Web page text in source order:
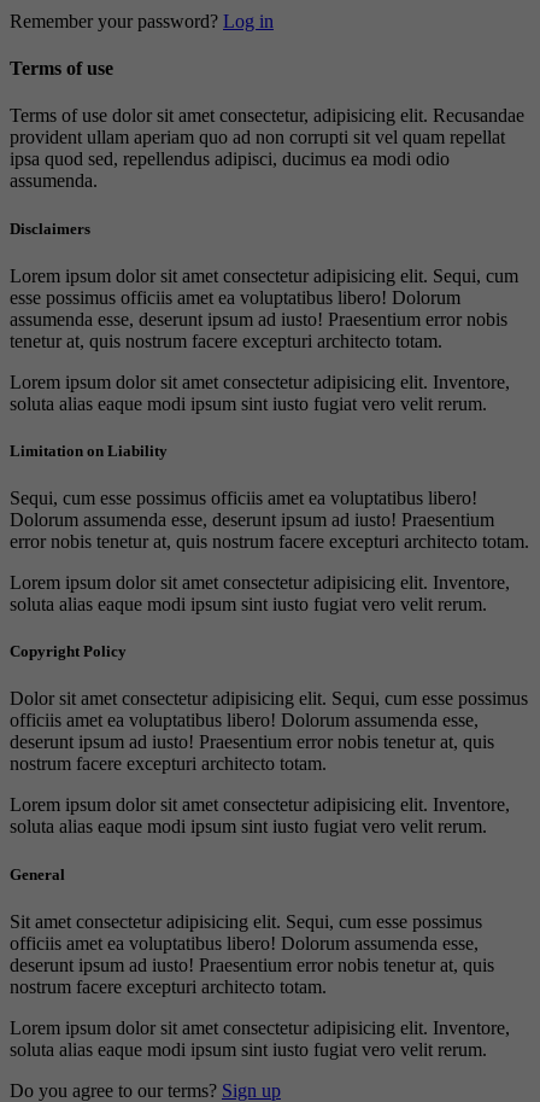
Remember your password? Log in
Terms of use
Terms of use dolor sit amet consectetur, adipisicing elit. Recusandae
provident ullam aperiam quo ad non corrupti sit vel quam repellat
ipsa quod sed, repellendus adipisci, ducimus ea modi odio
assumenda.
Disclaimers
Lorem ipsum dolor sit amet consectetur adipisicing elit. Sequi, cum
esse possimus officiis amet ea voluptatibus libero! Dolorum
assumenda esse, deserunt ipsum ad iusto! Praesentium error nobis
tenetur at, quis nostrum facere excepturi architecto totam.
Lorem ipsum dolor sit amet consectetur adipisicing elit. Inventore,
soluta alias eaque modi ipsum sint iusto fugiat vero velit rerum.
Limitation on Liability
Sequi, cum esse possimus officiis amet ea voluptatibus libero!
Dolorum assumenda esse, deserunt ipsum ad iusto! Praesentium
error nobis tenetur at, quis nostrum facere excepturi architecto totam.
Lorem ipsum dolor sit amet consectetur adipisicing elit. Inventore,
soluta alias eaque modi ipsum sint iusto fugiat vero velit rerum.
Copyright Policy
Dolor sit amet consectetur adipisicing elit. Sequi, cum esse possimus
officiis amet ea voluptatibus libero! Dolorum assumenda esse,
deserunt ipsum ad iusto! Praesentium error nobis tenetur at, quis
nostrum facere excepturi architecto totam.
Lorem ipsum dolor sit amet consectetur adipisicing elit. Inventore,
soluta alias eaque modi ipsum sint iusto fugiat vero velit rerum.
General
Sit amet consectetur adipisicing elit. Sequi, cum esse possimus
officiis amet ea voluptatibus libero! Dolorum assumenda esse,
deserunt ipsum ad iusto! Praesentium error nobis tenetur at, quis
nostrum facere excepturi architecto totam.
Lorem ipsum dolor sit amet consectetur adipisicing elit. Inventore,
soluta alias eaque modi ipsum sint iusto fugiat vero velit rerum.
Do you agree to our terms? Sign up